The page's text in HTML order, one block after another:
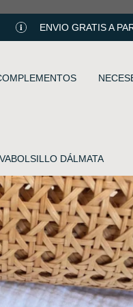
ENVIO GRATIS A
DÁLMATA